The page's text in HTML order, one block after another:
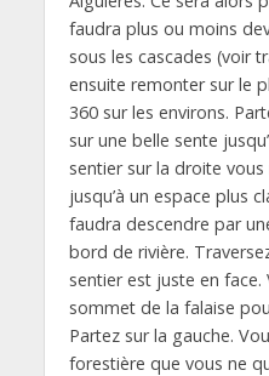
faudra plus ou moins
sous les cascades (voir
ensuite remonter sur le
360 sur les environs.
sur une belle sente
sentier sur la droite
jusqu’à un espace plus
faudra descendre par
bord de rivière.
sentier est juste en
sommet de la falaise
Partez sur la gauche.
forestière que vous ne